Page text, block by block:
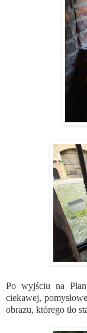
Po wyjściu na
ciekawej,
obrazu, którego tło